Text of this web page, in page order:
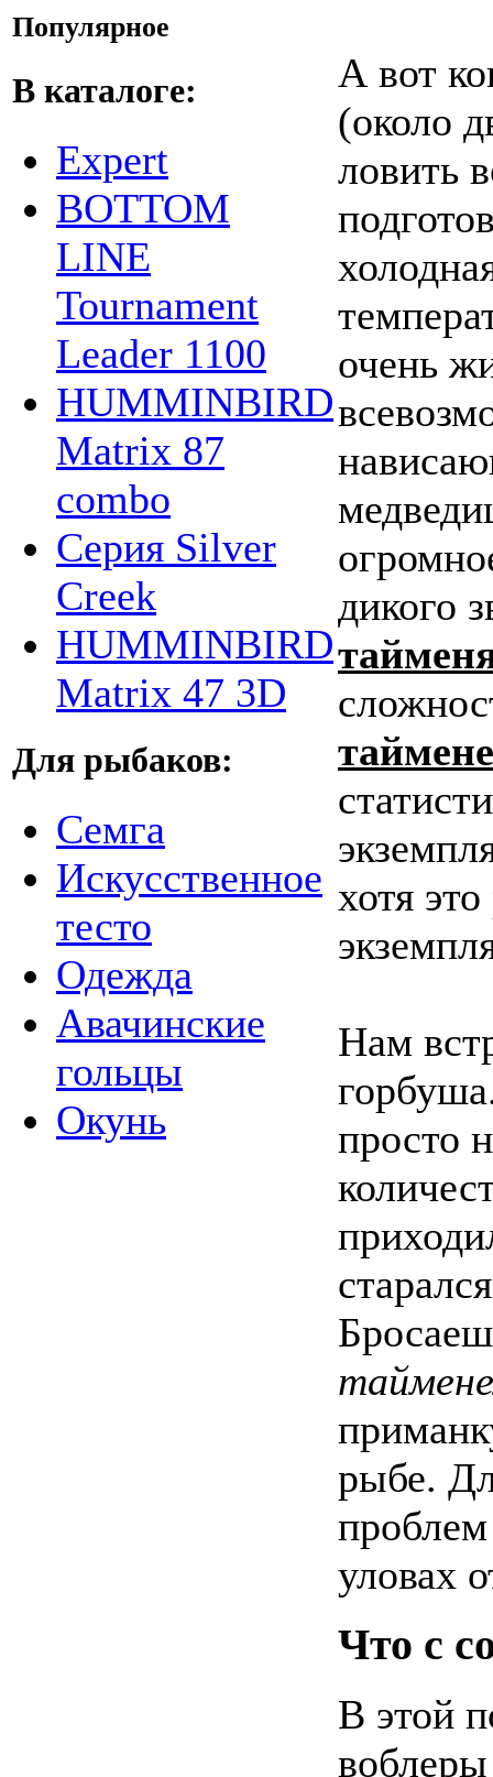
Популярное
В каталоге:
Expert
BOTTOM
LINE
Tournament
Leader 1100
HUMMINBIRD
Matrix 87
combo
Серия Silver
Creek
HUMMINBIRD
Matrix 47 3D
Для рыбаков:
Семга
Искусственное
тесто
Одежда
Авачинские
гольцы
Окунь
А вот
(около
ловить
очень
дикого
хотя
Нам
просто
рыбе.
уловах
Что с
В этой